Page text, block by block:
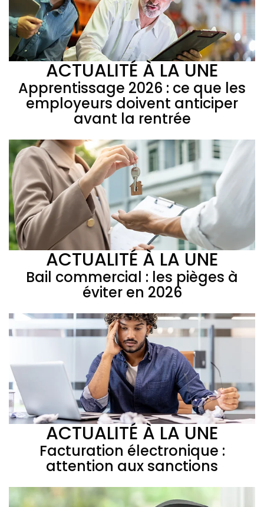
ACTUALITÉ À LA UNE
Apprentissage 2026 : ce que les
employeurs doivent anticiper
avant la rentrée
ACTUALITÉ À LA UNE
Bail commercial : les pièges à
éviter en 2026
ACTUALITÉ À LA UNE
Facturation électronique :
attention aux sanctions